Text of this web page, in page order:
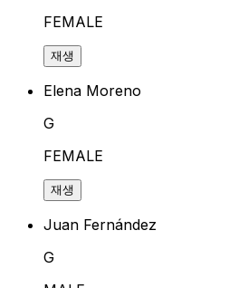
FEMALE
재생
Elena Moreno
G
FEMALE
재생
Juan Fernández
G